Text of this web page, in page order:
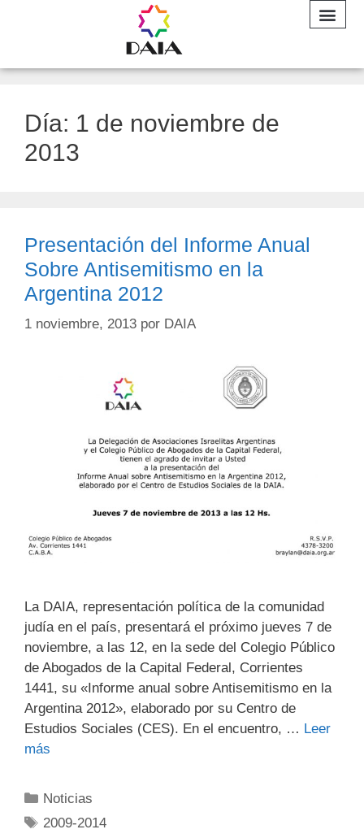
Día: 1 de noviembre de
2013
Presentación del Informe Anual
Sobre Antisemitismo en la
Argentina 2012
1 noviembre, 2013 por DAIA
La DAIA, representación política de la comunidad
judía en el país, presentará el próximo ‎‎jueves 7 de
noviembre, a las 12, en la sede del Colegio Público
de Abogados de la Capital ‎‎Federal, Corrientes
1441, su «Informe anual sobre Antisemitismo en la
Argentina 2012», ‎‎elaborado por su Centro de
Estudios Sociales (CES). En el encuentro, … Leer
más
Noticias
2009-2014